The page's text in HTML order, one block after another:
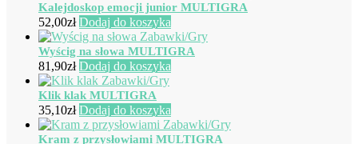
Kalejdoskop emocji junior MULTIGRA
52,00zł Dodaj do koszyka
Wyścig na słowa MULTIGRA
81,90zł Dodaj do koszyka
Klik klak MULTIGRA
35,10zł Dodaj do koszyka
Kram z przysłowiami MULTIGRA